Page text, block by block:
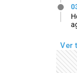
Ver